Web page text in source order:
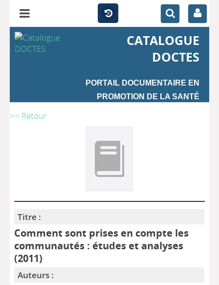
CATALOGUE
DOCTES
PORTAIL DOCUMENTAIRE EN
PROMOTION DE LA SANTÉ
>> Retour
Titre :
Comment sont prises en compte les
communautés : études et analyses
(2011)
Auteurs :